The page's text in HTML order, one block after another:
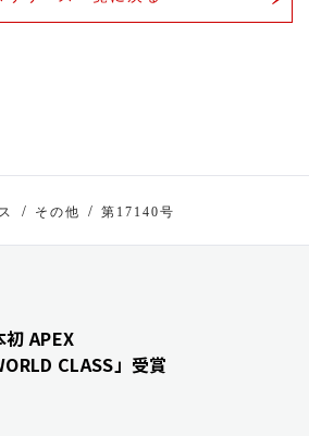
その他 第17140号
初 APEX
CLASS」受賞